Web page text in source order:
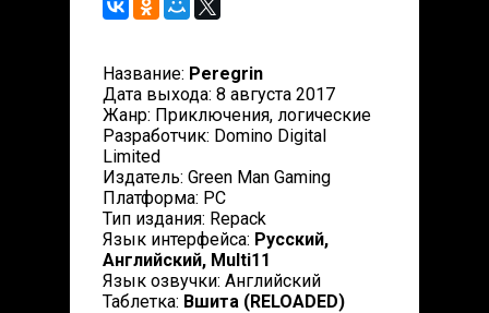
Название: Peregrin
Дата выхода: 8 августа 2017
Жанр: Приключения, логические
Разработчик: Domino Digital
Limited
Издатель: Green Man Gaming
Платформа: PC
Тип издания: Repack
Язык интерфейса: Русский,
Английский, Multi11
Язык озвучки: Английский
Таблетка: Вшита (RELOADED)